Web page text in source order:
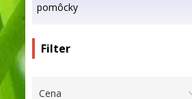
pomôcky
Filter
Cena